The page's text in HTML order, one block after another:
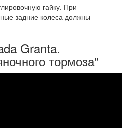
гайку. При
задние колеса должны
Granta.
тормоза"